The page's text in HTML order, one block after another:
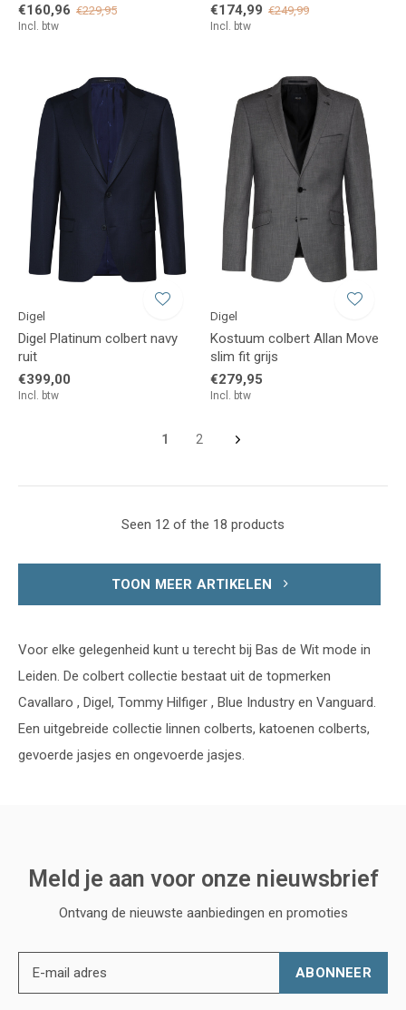
€160,96 €229,95
Incl. btw
€174,99 €249,99
Incl. btw
Digel
Digel Platinum colbert navy
ruit
€399,00
Incl. btw
Digel
Kostuum colbert Allan Move
slim fit grijs
€279,95
Incl. btw
1 2
Seen 12 of the 18 products
TOON MEER ARTIKELEN
Voor elke gelegenheid kunt u terecht bij Bas de Wit mode in
Leiden. De colbert collectie bestaat uit de topmerken
Cavallaro , Digel, Tommy Hilfiger , Blue Industry en Vanguard.
Een uitgebreide collectie linnen colberts, katoenen colberts,
gevoerde jasjes en ongevoerde jasjes.
Meld je aan voor onze nieuwsbrief
Ontvang de nieuwste aanbiedingen en promoties
ABONNEER